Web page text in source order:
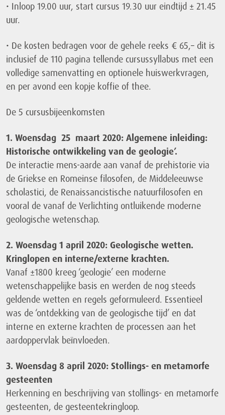
• Inloop 19.00 uur, start cursus 19.30 uur eindtijd ± 21.45
uur.
• De kosten bedragen voor de gehele reeks € 65,– dit is
inclusief de 110 pagina tellende cursussyllabus met een
volledige samenvatting en optionele huiswerkvragen,
en per avond een kopje koffie of thee.
De 5 cursusbijeenkomsten
1. Woensdag 25 maart 2020: Algemene inleiding:
Historische ontwikkeling van de geologie’.
De interactie mens-aarde aan vanaf de prehistorie via
de Griekse en Romeinse filosofen, de Middeleeuwse
scholastici, de Renaissancistische natuurfilosofen en
vooral de vanaf de Verlichting ontluikende moderne
geologische wetenschap.
2. Woensdag 1 april 2020: Geologische wetten.
Kringlopen en interne/externe krachten.
Vanaf ±1800 kreeg ‘geologie’ een moderne
wetenschappelijke basis en werden de nog steeds
geldende wetten en regels geformuleerd. Essentieel
was de ‘ontdekking van de geologische tijd’ en dat
interne en externe krachten de processen aan het
aardoppervlak beïnvloeden.
3. Woensdag 8 april 2020: Stollings- en metamorfe
gesteenten
Herkenning en beschrijving van stollings- en metamorfe
gesteenten, de gesteentekringloop.